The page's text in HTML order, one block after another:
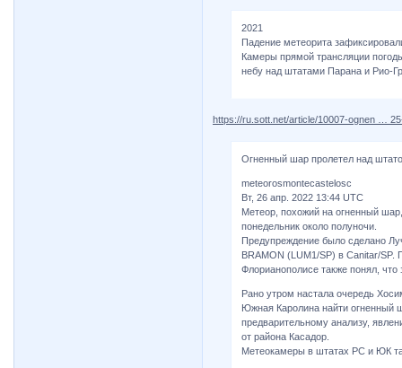
2021
Падение метеорита
Камеры прямой трансляции
небу над штатами Парана и Рио-
https://ru.sott.net/article/10007-ognen …
Огненный шар пролетел над
meteorosmontecastelosc
Вт, 26 апр. 2022 13:44 UTC
Метеор, похожий на огненный
понедельник около полуночи.
Предупреждение было сделано
BRAMON (LUM1/SP) в Canitar/
Флорианополисе также понял,
Рано утром настала очередь
Южная Каролина найти огненный
предварительному анализу,
от района Касадор.
Метеокамеры в штатах РС и ЮК